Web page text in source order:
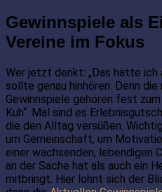
Gewinnspiele als
Vereine im Fokus
Wer jetzt denkt: „Das hätte ich
sollte genau hinhören. Denn
Gewinnspiele gehören fest
Kuh“. Mal sind es
die den Alltag versüßen.
um Gemeinschaft, um
einer wachsenden, lebendigen
an der Sache hat als auch ein
mitbringt. Hier lohnt sich der